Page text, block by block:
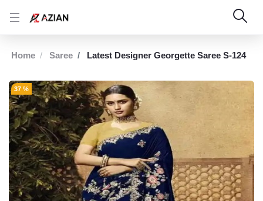
Home Saree Latest Designer Georgette Saree S-124
37 %